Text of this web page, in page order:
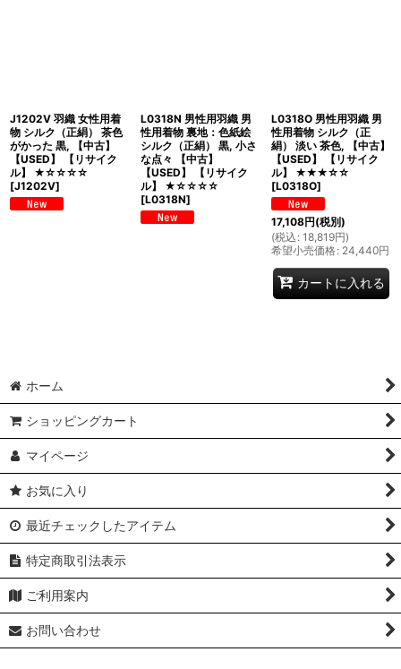
J1202V 羽織 女性用着
物 シルク（正絹） 茶色
がかった 黒, 【中古】
【USED】 【リサイク
ル】 ★☆☆☆☆
[J1202V]
L0318N 男性用羽織 男
性用着物 裏地：色紙絵
シルク（正絹） 黒, 小さ
な点々 【中古】
【USED】 【リサイク
ル】 ★☆☆☆☆
[L0318N]
L0318O 男性用羽織 男
性用着物 シルク（正
絹） 淡い 茶色, 【中古】
【USED】 【リサイク
ル】 ★★★☆☆
[L0318O]
17,108円(税別)
(税込 : 18,819円)
希望小売価格: 24,440円
カートに入れる
ホーム
ショッピングカート
マイページ
お気に入り
最近チェックしたアイテム
特定商取引法表示
ご利用案内
お問い合わせ